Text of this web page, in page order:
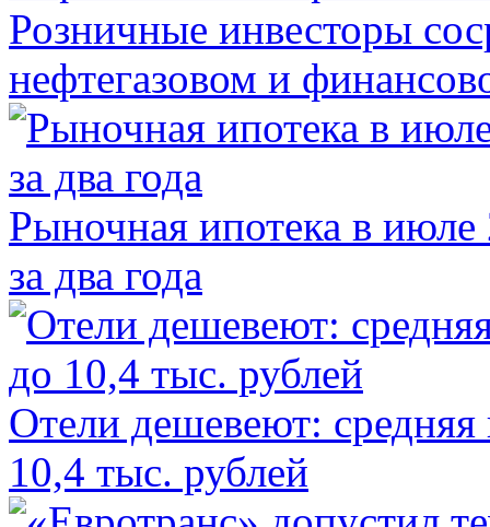
Розничные инвесторы
нефтегазовом и
Рыночная ипотека в июле
за два года
Отели дешевеют:
10,4 тыс. рублей